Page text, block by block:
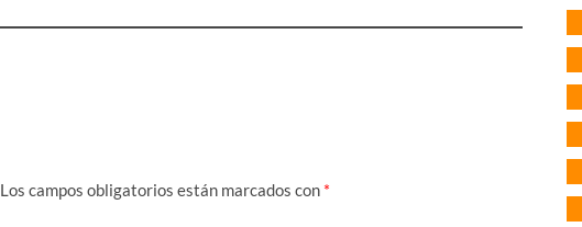
Los campos obligatorios están marcados con *